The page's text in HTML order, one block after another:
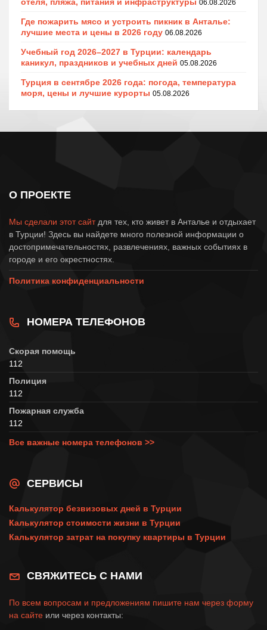
06.08.2026
Где пожарить мясо и устроить пикник в Анталье:
лучшие места и цены в 2026 году 06.08.2026
Учебный год 2026–2027 в Турции: календарь
каникул, праздников и учебных дней 05.08.2026
Турция в сентябре 2026 года: погода, температура
моря, цены и лучшие курорты 05.08.2026
О ПРОЕКТЕ
Мы сделали этот сайтдля тех, кто живет в Анталье и отдыхает
в Турции! Здесь вы найдете много полезной информации о
достопримечательностях, развлечениях, важных событиях в
городе и его окрестностях.
Политика конфиденциальности
НОМЕРА ТЕЛЕФОНОВ
Скорая помощь
112
Полиция
112
Пожарная служба
112
Все важные номера телефонов >>
СЕРВИСЫ
Калькулятор безвизовых дней в Турции
Калькулятор стоимости жизни в Турции
Калькулятор затрат на покупку квартиры в Турции
СВЯЖИТЕСЬ С НАМИ
По всем вопросам и предложениям пишите нам через форму
на сайте или через контакты: